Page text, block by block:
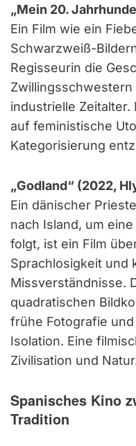
„Mein 20.
Ein Film wie ein
Schwarzweiß-
Regisseurin die
industrielle
auf feministische
Kategorisierung
„Godland“ (2022,
Ein dänischer
nach Island, um
folgt, ist ein Film
Sprachlosigkeit und
Missverständnisse.
quadratischen
frühe Fotografie
Isolation. Eine
Zivilisation und
Spanisches Kino
Tradition